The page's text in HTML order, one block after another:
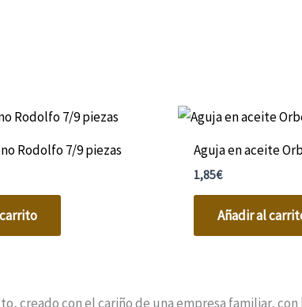
Rodolfo 7/9 piezas Aguja en aceite
1,85€
Añadir al
creado con el cariño de una empresa familiar,